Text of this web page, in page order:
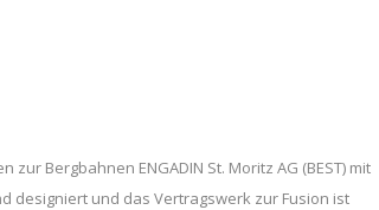
Bergbahnen ENGADIN St. Moritz AG (BEST) mit
designiert und das Vertragswerk zur Fusion ist